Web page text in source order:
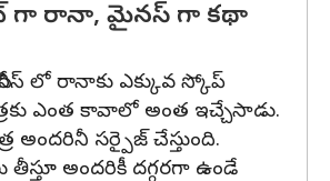
గా రానా, మైనస్ గా కథా
లో రానాకు ఎక్కువ స్కోప్
ఎంత కావాలో అంత ఇచ్చేసాడు.
అందరినీ సర్పైజ్ చేస్తుంది.
అందరికీ దగ్గరగా ఉండే